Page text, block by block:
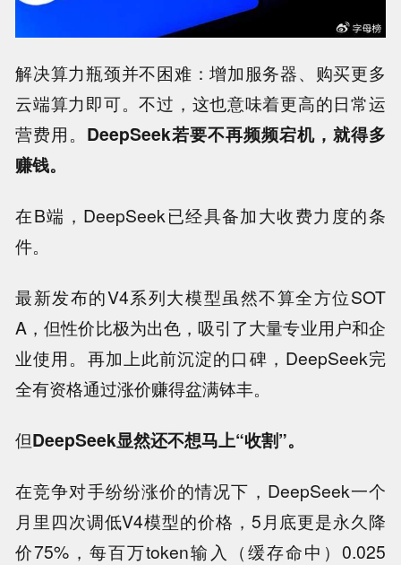
解决算力瓶颈并不困难：增加服务器、购买更多
云端算力即可。不过，这也意味着更高的日常运
营费用。 DeepSeek若要不再频频宕机，就得多
赚钱。
在B端，DeepSeek已经具备加大收费力度的条
件。
最新发布的V4系列大模型虽然不算全方位SOT
A，但性价比极为出色，吸引了大量专业用户和企
业使用。再加上此前沉淀的口碑，DeepSeek完
全有资格通过涨价赚得盆满钵丰。
但DeepSeek显然还不想马上“收割”。
在竞争对手纷纷涨价的情况下，DeepSeek一个
月里四次调低V4模型的价格，5月底更是永久降
价75%，每百万token输入（缓存命中）0.025